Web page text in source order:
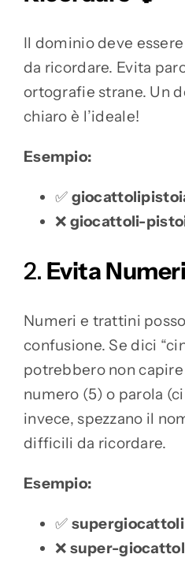
Il dominio deve
da ricordare. Evita
ortografie strane. Un
chiaro è l’ideale!
Esempio:
✅
❌ giocattoli-
2. Evita
Numeri e trattini
confusione. Se dici
potrebbero non
numero (5) o parola
invece, spezzano il
difficili da ricordare.
Esempio:
✅
❌ super-